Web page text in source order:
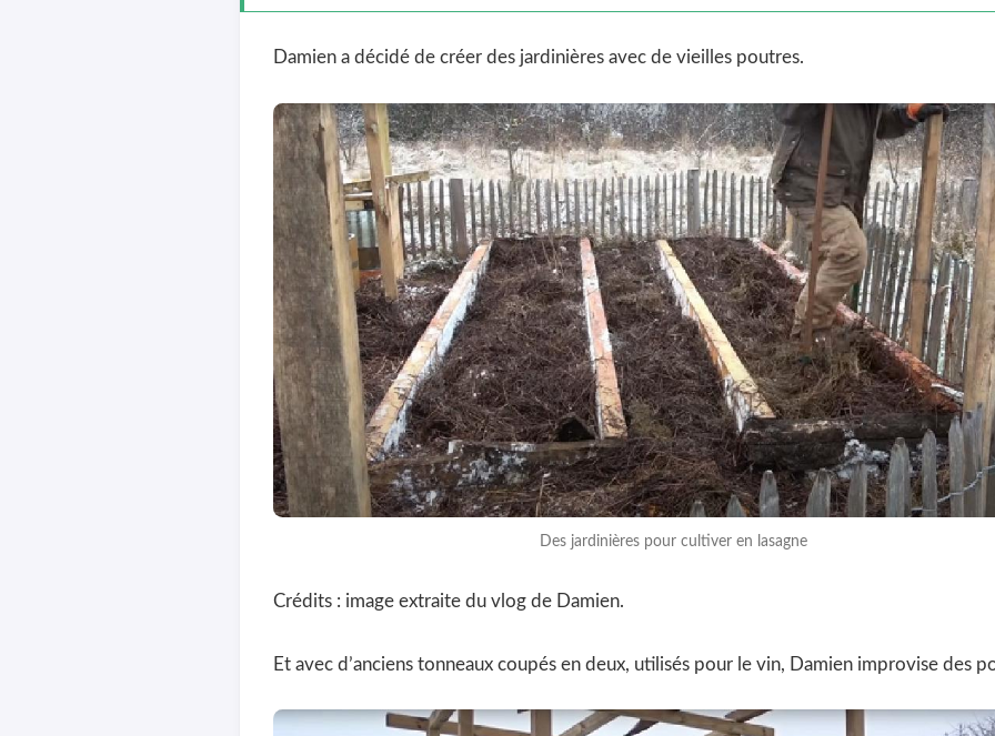
Damien a décidé de créer des jardinières avec de vieilles poutres.
Des jardinières pour cultiver en lasagne
Crédits : image extraite du vlog de Damien.
Et avec d’anciens tonneaux coupés en deux, utilisés pour le vin, Damien improvise des